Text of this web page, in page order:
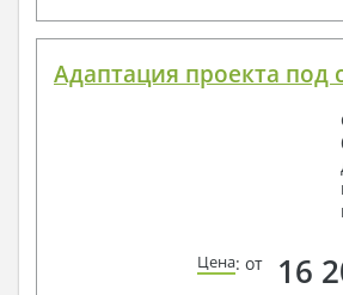
Адаптация проекта под
Цена: от 16